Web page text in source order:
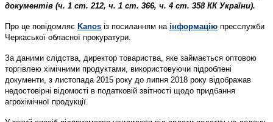
документів (ч. 1 ст. 212, ч. 1 ст. 366, ч. 4 ст. 358 КК України).
Про це повідомляє Kanos із посиланням на інформацію пресслужби
Черкаської обласної прокуратури.
За даними слідства, директор товариства, яке займається оптовою
торгівлею хімічними продуктами, використовуючи підроблені
документи, з листопада 2015 року до липня 2018 року відображав
недостовірні відомості в податковій звітності щодо придбання
агрохімічної продукції.